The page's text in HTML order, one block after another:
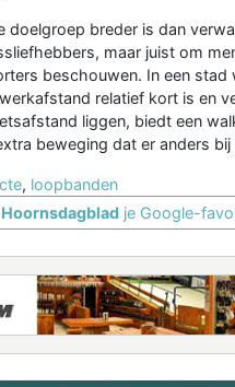
doelgroep breder is dan
maar juist om
beschouwen. In een stad
relatief kort is en
liggen, biedt een
beweging dat er anders bij
, loopbanden
Hoornsdagbladje Google-